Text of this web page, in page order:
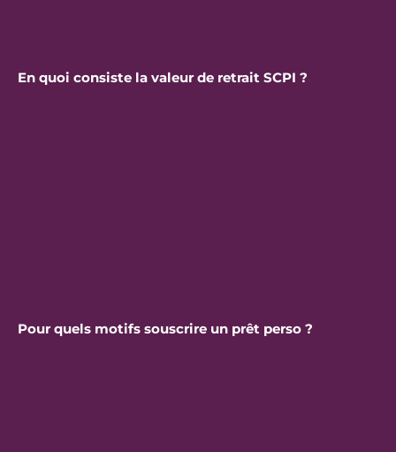
En quoi consiste la valeur de retrait SCPI ?
Pour quels motifs souscrire un prêt perso ?